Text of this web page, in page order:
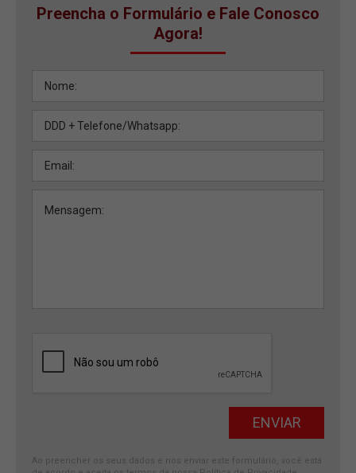
Preencha o Formulário e Fale Conosco
Agora!
Ao preencher os seus dados e nos enviar este formulário, você está